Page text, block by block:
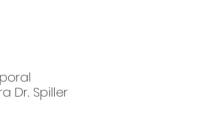
Dr. Spiller